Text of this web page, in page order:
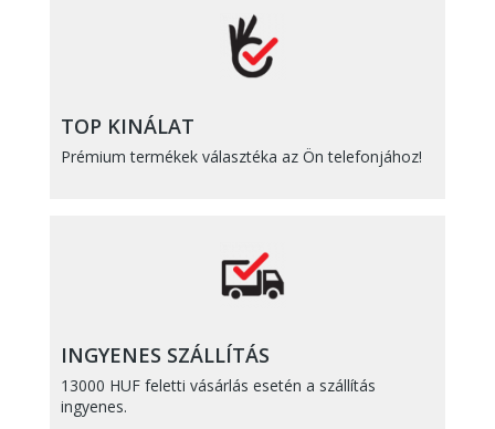
TOP KINÁLAT
Prémium termékek választéka az Ön telefonjához!
INGYENES SZÁLLÍTÁS
13000 HUF feletti vásárlás esetén a szállítás
ingyenes.